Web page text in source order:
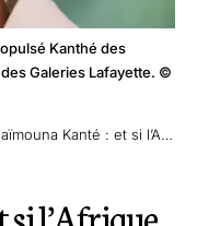
Kanthé des
Galeries Lafayette. ©
Kanté : et si l’Afrique était Kanthé ?
l’Afrique